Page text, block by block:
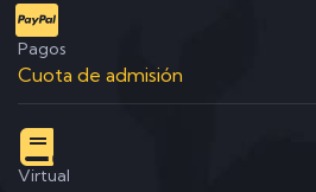
Pagos
Cuota de admisión
Virtual